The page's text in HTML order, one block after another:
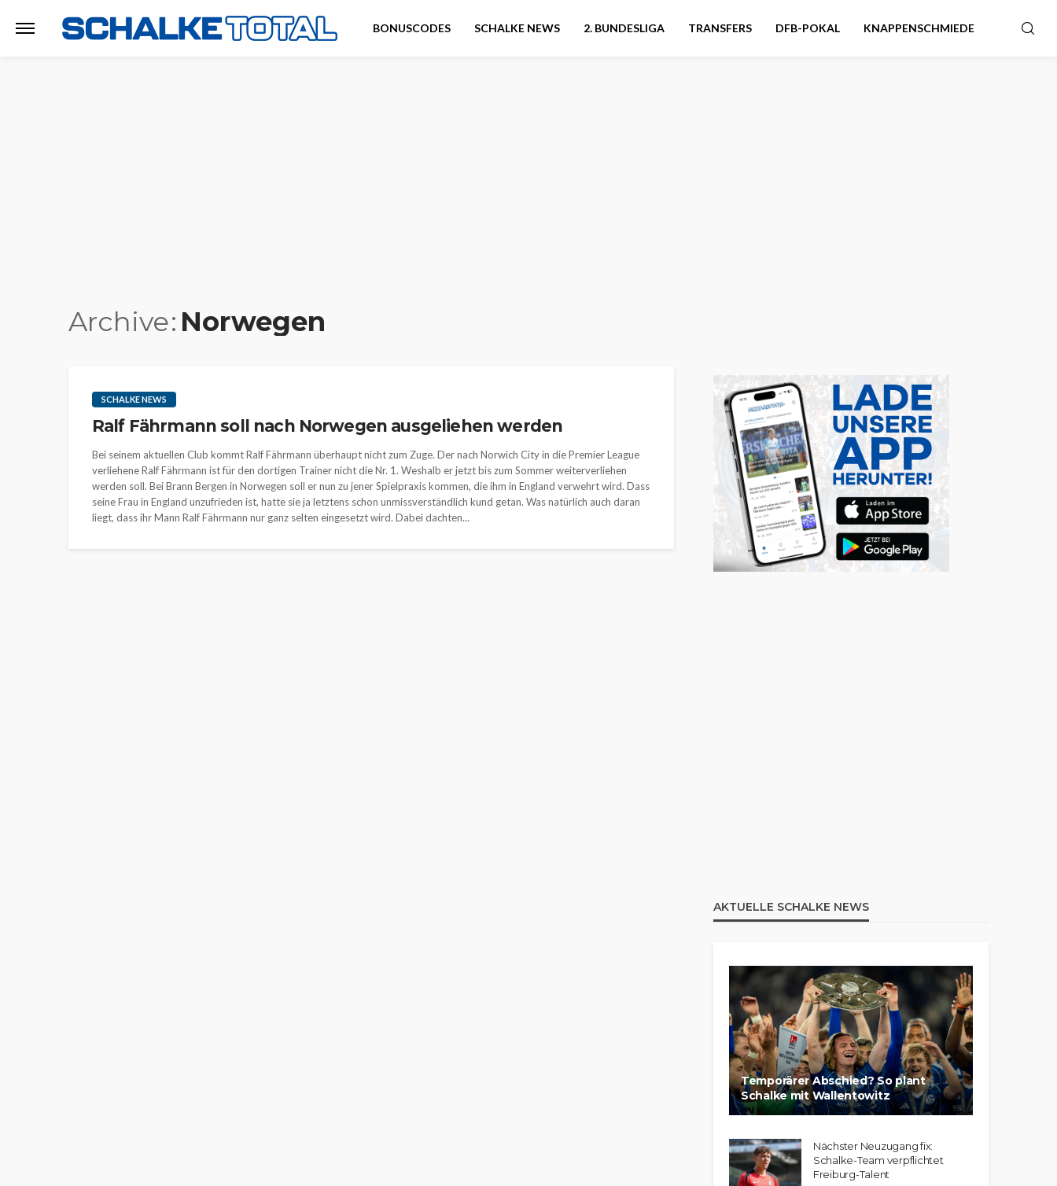
BONUSCODES SCHALKE NEWS 2. BUNDESLIGA TRANSFERS DFB-POKAL KNAPPENSCHMIEDE
Archive Norwegen
SCHALKE NEWS
Ralf Fährmann soll nach Norwegen ausgeliehen werden
Bei seinem aktuellen Club kommt Ralf Fährmann überhaupt nicht zum Zuge. Der nach Norwich City in die Premier League
verliehene Ralf Fährmann ist für den dortigen Trainer nicht die Nr. 1. Weshalb er jetzt bis zum Sommer weiterverliehen
werden soll. Bei Brann Bergen in Norwegen soll er nun zu jener Spielpraxis kommen, die ihm in England verwehrt wird. Dass
seine Frau in England unzufrieden ist, hatte sie ja letztens schon unmissverständlich kund getan. Was natürlich auch daran
liegt, dass ihr Mann Ralf Fährmann nur ganz selten eingesetzt wird. Dabei dachten...
AKTUELLE SCHALKE NEWS
Temporärer Abschied? So plant
Schalke mit Wallentowitz
Nächster Neuzugang fix:
Schalke-Team verpflichtet
Freiburg-Talent